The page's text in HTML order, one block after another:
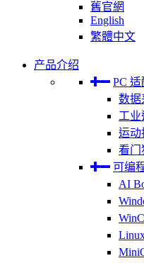
舊官網
English
繁體中文
产品介绍
PC
数据
工业
运动
看门
可编
AI